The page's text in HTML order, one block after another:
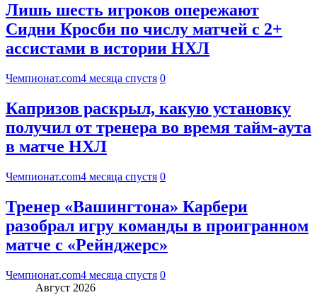
Лишь шесть игроков опережают
Сидни Кросби по числу матчей с 2+
ассистами в истории НХЛ
Чемпионат.com4 месяца спустя 0
Капризов раскрыл, какую установку
получил от тренера во время тайм-аута
в матче НХЛ
Чемпионат.com4 месяца спустя 0
Тренер «Вашингтона» Карбери
разобрал игру команды в проигранном
матче с «Рейнджерс»
Чемпионат.com4 месяца спустя 0
Август 2026